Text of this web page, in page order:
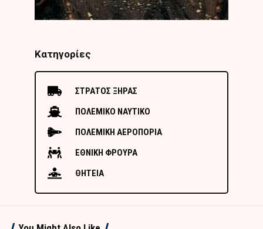
Κατηγορίες
ΣΤΡΑΤΟΣ ΞΗΡΑΣ
ΠΟΛΕΜΙΚΟ ΝΑΥΤΙΚΟ
ΠΟΛΕΜΙΚΗ ΑΕΡΟΠΟΡΙΑ
ΕΘΝΙΚΗ ΦΡΟΥΡΑ
ΘΗΤΕΙΑ